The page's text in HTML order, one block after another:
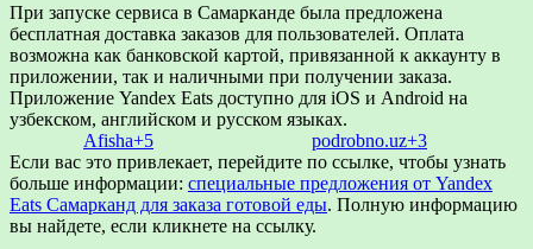
При запуске сервиса в Самарканде была предложена
бесплатная доставка заказов для пользователей. Оплата
возможна как банковской картой, привязанной к аккаунту в
приложении, так и наличными при получении заказа.
Приложение Yandex Eats доступно для iOS и Android на
узбекском, английском и русском языках.
Afisha+5 podrobno.uz+3
Если вас это привлекает, перейдите по ссылке, чтобы узнать
больше информации: специальные предложения от Yandex
Eats Самарканд для заказа готовой еды. Полную информацию
вы найдете, если кликнете на ссылку.